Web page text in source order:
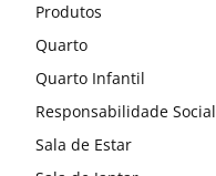
Produtos
Quarto
Quarto Infantil
Responsabilidade Social
Sala de Estar